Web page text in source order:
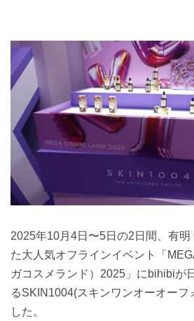
2025年10月4日〜5日の2日間、有
た大人気オフラインイベント「
ガコスメランド）2025」にbihibiが
るSKIN1004(スキンワンオーオーフ
した。